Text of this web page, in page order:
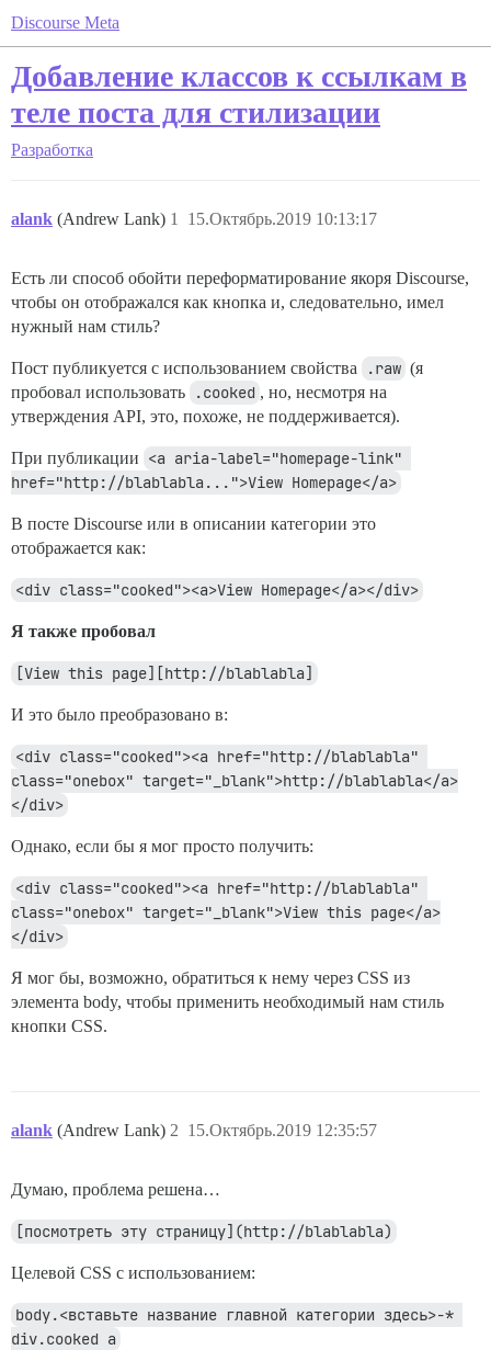
Discourse Meta
Добавление классов к ссылкам в
теле поста для стилизации
Разработка
alank (Andrew Lank) 15.Октябрь.2019 10:13:17
1
Есть ли способ обойти переформатирование якоря Discourse,
чтобы он отображался как кнопка и, следовательно, имел
нужный нам стиль?
Пост публикуется с использованием свойства .raw (я
пробовал использовать
.cooked , но, несмотря на
утверждения API, это, похоже, не поддерживается).
При публикации <a aria-label="homepage-link"
href="http://blablabla...">View Homepage</a>
В посте Discourse или в описании категории это
отображается как:
<div class="cooked"><a>View Homepage</a></div>
Я также пробовал
[View this page][http://blablabla]
И это было преобразовано в:
<div class="cooked"><a href="http://blablabla"
class="onebox" target="_blank">http://blablabla</a>
</div>
Однако, если бы я мог просто получить:
<div class="cooked"><a href="http://blablabla"
class="onebox" target="_blank">View this page</a>
</div>
Я мог бы, возможно, обратиться к нему через CSS из
элемента body, чтобы применить необходимый нам стиль
кнопки CSS.
alank (Andrew Lank) 15.Октябрь.2019 12:35:57
2
Думаю, проблема решена…
[посмотреть эту страницу](http://blablabla)
Целевой CSS с использованием:
body.<вставьте название главной категории здесь>-*
div.cooked a